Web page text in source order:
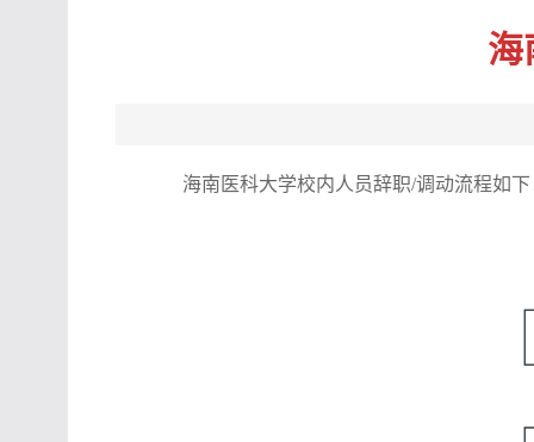
海
海南医科大学校内人员辞职/调动流程如下